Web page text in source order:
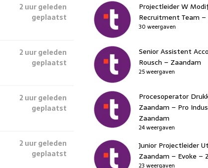
2 uur geleden
geplaatst
2 uur geleden
geplaatst
2 uur geleden
geplaatst
2 uur geleden
geplaatst
Projectleider W
Recruitment Team –
30 weergaven
Senior Assistent
Rousch – Zaandam
25 weergaven
Procesoperator
Zaandam – Pro
Zaandam
24 weergaven
Junior Projectleider
Zaandam – Evoke –
23 weergaven